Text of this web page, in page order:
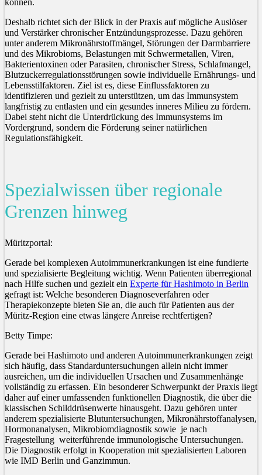
können.
Deshalb richtet sich der Blick in der Praxis auf mögliche Auslöser
und Verstärker chronischer Entzündungsprozesse. Dazu gehören
unter anderem Mikronährstoffmängel, Störungen der Darmbarriere
und des Mikrobioms, Belastungen mit Schwermetallen, Viren,
Bakterientoxinen oder Parasiten, chronischer Stress, Schlafmangel,
Blutzuckerregulationsstörungen sowie individuelle Ernährungs- und
Lebensstilfaktoren. Ziel ist es, diese Einflussfaktoren zu
identifizieren und gezielt zu unterstützen, um das Immunsystem
langfristig zu entlasten und ein gesundes inneres Milieu zu fördern.
Dabei steht nicht die Unterdrückung des Immunsystems im
Vordergrund, sondern die Förderung seiner natürlichen
Regulationsfähigkeit.
Spezialwissen über regionale
Grenzen hinweg
Müritzportal:
Gerade bei komplexen Autoimmunerkrankungen ist eine fundierte
und spezialisierte Begleitung wichtig. Wenn Patienten überregional
nach Hilfe suchen und gezielt ein Experte für Hashimoto in Berlin
gefragt ist: Welche besonderen Diagnoseverfahren oder
Therapiekonzepte bieten Sie an, die auch für Patienten aus der
Müritz-Region eine etwas längere Anreise rechtfertigen?
Betty Timpe:
Gerade bei Hashimoto und anderen Autoimmunerkrankungen zeigt
sich häufig, dass Standarduntersuchungen allein nicht immer
ausreichen, um die individuellen Ursachen und Zusammenhänge
vollständig zu erfassen. Ein besonderer Schwerpunkt der Praxis liegt
daher auf einer umfassenden funktionellen Diagnostik, die über die
klassischen Schilddrüsenwerte hinausgeht. Dazu gehören unter
anderem spezialisierte Blutuntersuchungen, Mikronährstoffanalysen,
Hormonanalysen, Mikrobiomdiagnostik sowie je nach
Fragestellung weiterführende immunologische Untersuchungen.
Die Diagnostik erfolgt in Kooperation mit spezialisierten Laboren
wie IMD Berlin und Ganzimmun.